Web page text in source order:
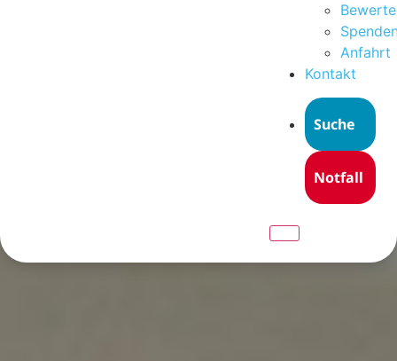
Anfahrt
Kontakt
Suche
Notfall